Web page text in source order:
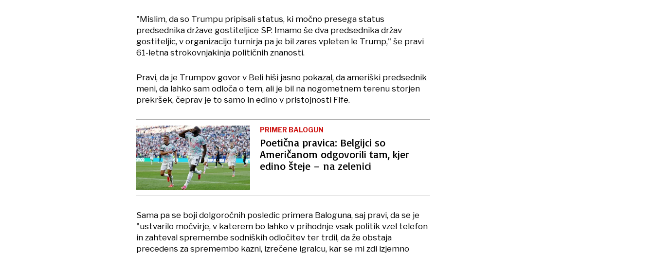
"Mislim, da so Trumpu pripisali status, ki močno presega status
predsednika države gostiteljice SP. Imamo še dva predsednika držav
gostiteljic, v organizacijo turnirja pa je bil zares vpleten le Trump," še pravi
61-letna strokovnjakinja političnih znanosti.
Pravi, da je Trumpov govor v Beli hiši jasno pokazal, da ameriški predsednik
meni, da lahko sam odloča o tem, ali je bil na nogometnem terenu storjen
prekršek, čeprav je to samo in edino v pristojnosti Fife.
PRIMER BALOGUN
Poetična pravica: Belgijci so
Američanom odgovorili tam, kjer
edino šteje – na zelenici
Sama pa se boji dolgoročnih posledic primera Baloguna, saj pravi, da se je
"ustvarilo močvirje, v katerem bo lahko v prihodnje vsak politik vzel telefon
in zahteval spremembe sodniških odločitev ter trdil, da že obstaja
precedens za spremembo kazni, izrečene igralcu, kar se mi zdi izjemno